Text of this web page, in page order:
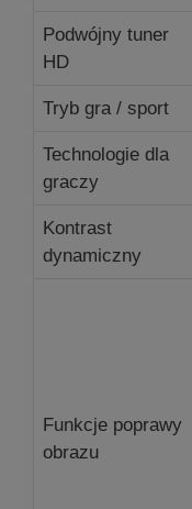
Podwójny tuner
HD
Tryb gra / sport
Technologie dla
graczy
Kontrast
dynamiczny
Funkcje poprawy
obrazu